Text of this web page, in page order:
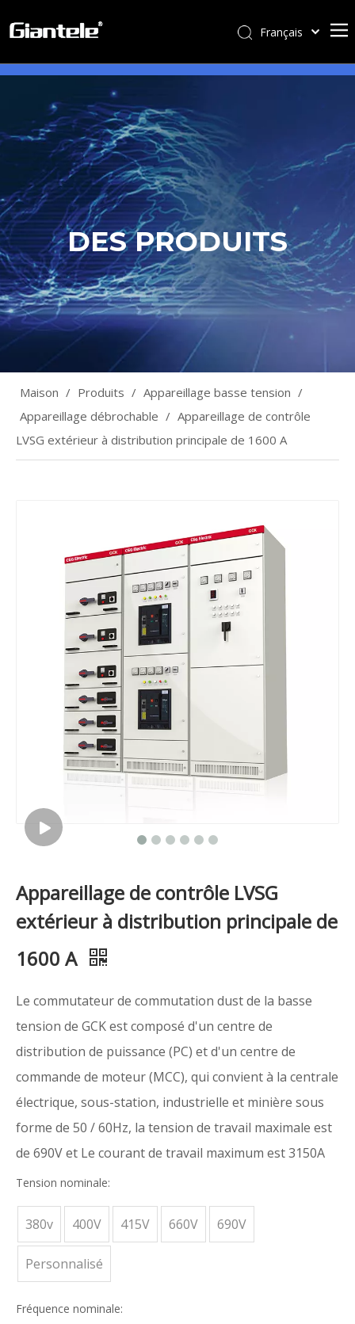
Français
ไทย
Español
العربية
简体中文
English
DES PRODUITS
Maison / Produits / Appareillage basse tension /
Appareillage débrochable / Appareillage de contrôle
LVSG extérieur à distribution principale de 1600 A
Appareillage de contrôle LVSG
extérieur à distribution principale de
1600 A
Le commutateur de commutation dust de la basse
tension de GCK est composé d'un centre de
distribution de puissance (PC) et d'un centre de
commande de moteur (MCC), qui convient à la centrale
électrique, sous-station, industrielle et minière sous
forme de 50 / 60Hz, la tension de travail maximale est
de 690V et Le courant de travail maximum est 3150A
Tension nominale:
380v 400V 415V 660V 690V
Personnalisé
Fréquence nominale: